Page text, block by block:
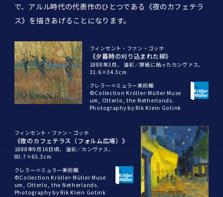
で、アルル時代の代表作のひとつである《夜のカフェテラ
ス》を描きあげることになります。
フィンセント・ファン・ゴッホ
《夕暮時の刈り込まれた柳》
1888年3月、
油彩／厚紙に貼ったカンヴァス、
31.6×34.3cm
クレラー＝ミュラー美術館
©Collection Kröller-Müller Muse
um, Otterlo, the Netherlands.
Photography by Rik Klein Gotink
フィンセント・ファン・ゴッホ
《夜のカフェテラス（フォルム広場）》
1888年9月16日頃、
油彩／カンヴァス、
80.7×65.3cm
クレラー＝ミュラー美術館
©Collection Kröller-Müller Muse
um, Otterlo, the Netherlands.
Photography by Rik Klein Gotink